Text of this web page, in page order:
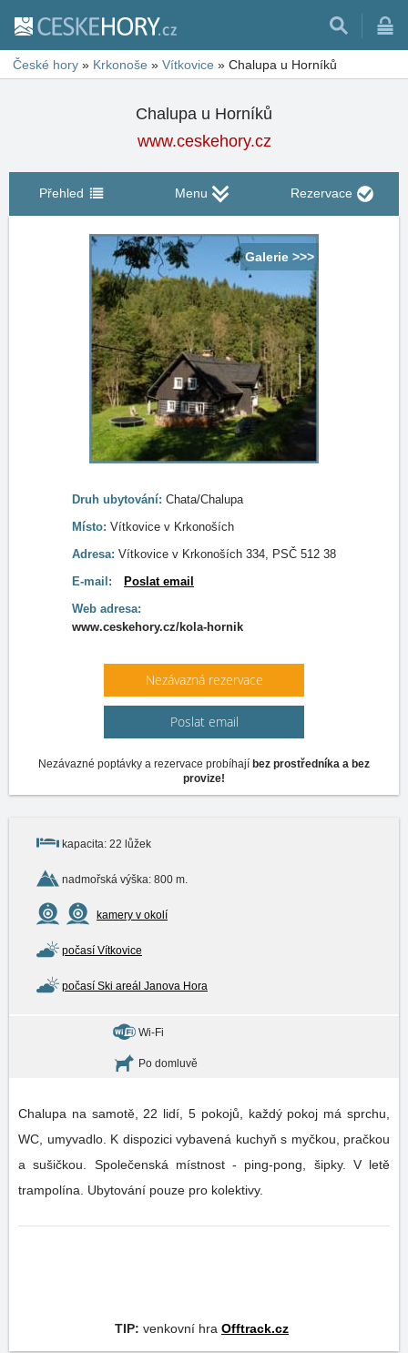
České hory » Krkonoše » Vítkovice » Chalupa u Horníků
Chalupa u Horníků
www.ceskehory.cz
Přehled Menu Rezervace
Galerie >>>
Druh ubytování: Chata/Chalupa
Místo: Vítkovice v Krkonoších
Adresa: Vítkovice v Krkonoších 334, PSČ 512 38
E-mail:
Poslat email
Web adresa:
www.ceskehory.cz/kola-hornik
Nezávazná rezervace
Poslat email
Nezávazné poptávky a rezervace probíhají bez prostředníka a bez
provize!
kapacita: 22 lůžek
nadmořská výška: 800 m.
kamery v okolí
počasí Vítkovice
počasí Ski areál Janova Hora
Wi-Fi
Po domluvě
Chalupa na samotě, 22 lidí, 5 pokojů, každý pokoj má sprchu,
WC, umyvadlo. K dispozici vybavená kuchyň s myčkou, pračkou
a sušičkou. Společenská místnost - ping-pong, šipky. V letě
trampolína. Ubytování pouze pro kolektivy.
TIP: venkovní hra Offtrack.cz